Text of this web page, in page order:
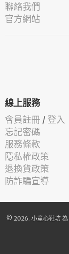
聯絡我們
官方網站
線上服務
會員註冊 / 登入
忘記密碼
服務條款
隱私權政策
退換貨政策
防詐騙宣導
© 2026. 小童心鞋坊 為